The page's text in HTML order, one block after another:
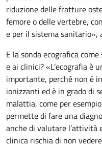
riduzione delle fratture
femore o delle vertebre,
e per il sistema sanitario»,
E la sonda ecografica
e ai clinici? «L’ecografia è
importante, perché non è
ionizzanti ed è in grado di
malattia, come per
permette di fare una
anche di valutare l’attività
clinica rischia di non